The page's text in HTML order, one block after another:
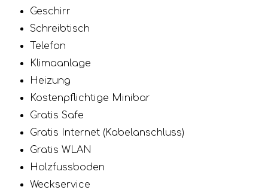
Geschirr
Schreibtisch
Telefon
Klimaanlage
Heizung
Kostenpflichtige Minibar
Gratis Safe
Gratis Internet (Kabelanschluss)
Gratis WLAN
Holzfussboden
Weckservice